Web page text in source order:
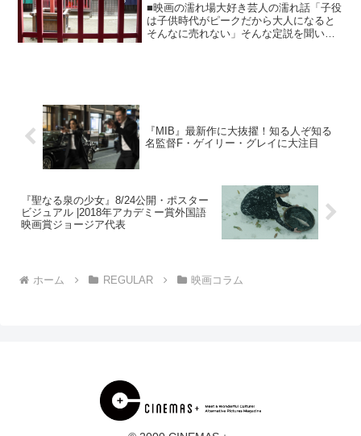
■映画の濡れ場大好き芸人の濡れ話「子役
は子供時代がピークだから大人になると
そんなに売れない」そんな定説を聞いた
『MIB』最新作に大抜擢！知る人ぞ知る
名監督F・ゲイリー・グレイに大注目
『聖なる泉の少女』8/24公開・ポスター
ビジュアル |2018年アカデミー賞外国語
映画賞ジョージア代表
ホーム REGULAR 映画コラム